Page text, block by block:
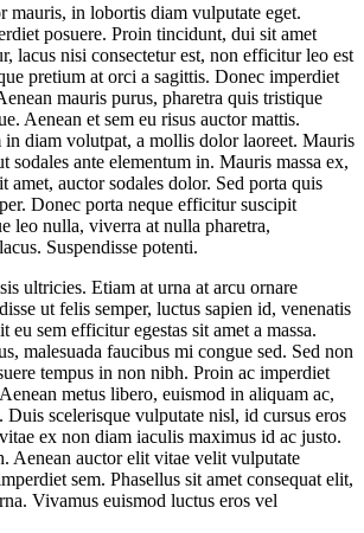
mauris, in lobortis diam vulputate eget.
posuere. Proin tincidunt, dui sit amet
lacus nisi consectetur est, non efficitur leo est
pretium at orci a sagittis. Donec imperdiet
mauris purus, pharetra quis tristique
Aenean et sem eu risus auctor mattis.
diam volutpat, a mollis dolor laoreet. Mauris
sodales ante elementum in. Mauris massa ex,
amet, auctor sodales dolor. Sed porta quis
Donec porta neque efficitur suscipit
leo nulla, viverra at nulla pharetra,
Suspendisse potenti.
ultricies. Etiam at urna at arcu ornare
ut felis semper, luctus sapien id, venenatis
eu sem efficitur egestas sit amet a massa.
malesuada faucibus mi congue sed. Sed non
tempus in non nibh. Proin ac imperdiet
metus libero, euismod in aliquam ac,
Duis scelerisque vulputate nisl, id cursus eros
ex non diam iaculis maximus id ac justo.
Aenean auctor elit vitae velit vulputate
sem. Phasellus sit amet consequat elit,
Vivamus euismod luctus eros vel